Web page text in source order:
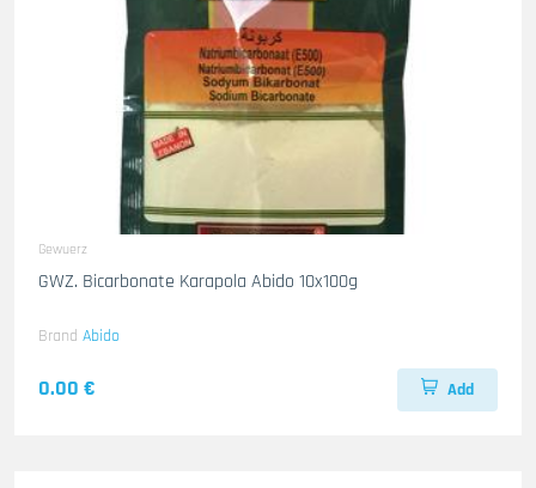
Gewuerz
GWZ. Bicarbonate Karapola Abido 10x100g
Brand Abido
0.00 € Add